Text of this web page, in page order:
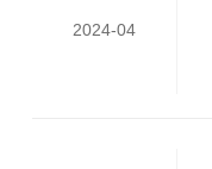
2024-04